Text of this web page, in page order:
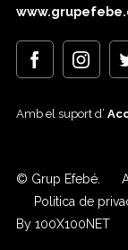
Amb el suport d’
© Grup Efebé.
Politica de
By 100X100NET